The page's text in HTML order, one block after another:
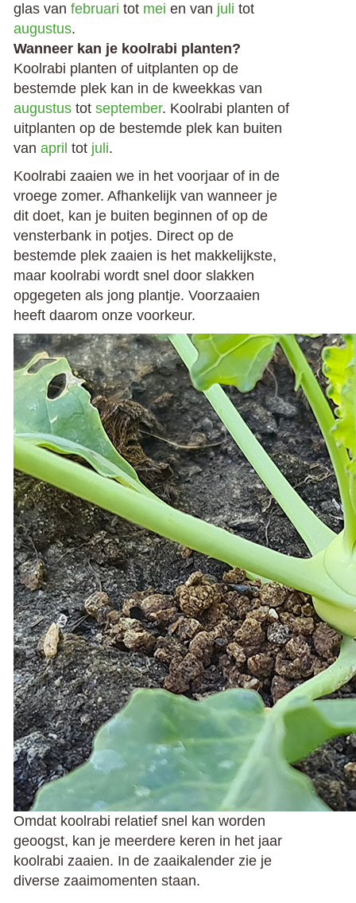
glas van februari tot mei en van juli tot
augustus.
Wanneer kan je koolrabi planten?
Koolrabi planten of uitplanten op de
bestemde plek kan in de kweekkas van
augustus tot september. Koolrabi planten of
uitplanten op de bestemde plek kan buiten
van april tot juli.
Koolrabi zaaien we in het voorjaar of in de
vroege zomer. Afhankelijk van wanneer je
dit doet, kan je buiten beginnen of op de
vensterbank in potjes. Direct op de
bestemde plek zaaien is het makkelijkste,
maar koolrabi wordt snel door slakken
opgegeten als jong plantje. Voorzaaien
heeft daarom onze voorkeur.
Omdat koolrabi relatief snel kan worden
geoogst, kan je meerdere keren in het jaar
koolrabi zaaien. In de zaaikalender zie je
diverse zaaimomenten staan.